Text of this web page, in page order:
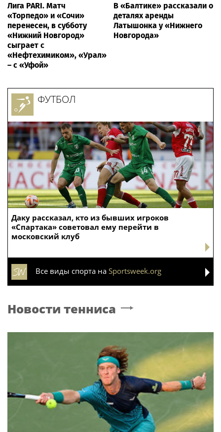
Лига PARI. Матч
«Торпедо» и «Сочи»
перенесен, в субботу
«Нижний Новгород»
сыграет с
«Нефтехимиком», «Урал»
– с «Уфой»
В «Балтике» рассказали о
деталях аренды
Латышонка у «Нижнего
Новгорода»
Даку рассказал, кто из бывших игроков
«Спартака» советовал ему перейти в
московский клуб
ФУТБОЛ
Все виды спорта на Sportsweek.org
Новости тенниса